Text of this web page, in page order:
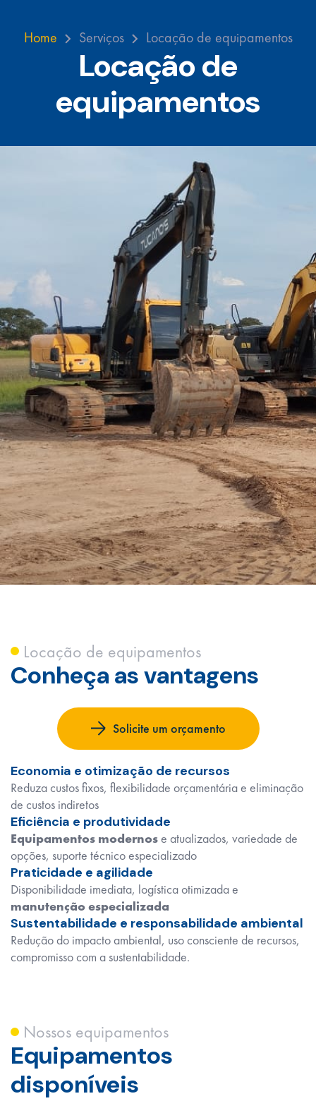
Home Serviços Locação de equipamentos
Locação de
equipamentos
Locação de equipamentos
Conheça as vantagens
Solicite um orçamento
Economia e otimização de recursos
Reduza custos fixos, flexibilidade orçamentária e eliminação
de custos indiretos
Eficiência e produtividade
Equipamentos modernose atualizados, variedade de
opções, suporte técnico especializado
Praticidade e agilidade
Disponibilidade imediata, logística otimizada e
manutenção especializada
Sustentabilidade e responsabilidade ambiental
Redução do impacto ambiental, uso consciente de recursos,
compromisso com a sustentabilidade.
Nossos equipamentos
Equipamentos
disponíveis